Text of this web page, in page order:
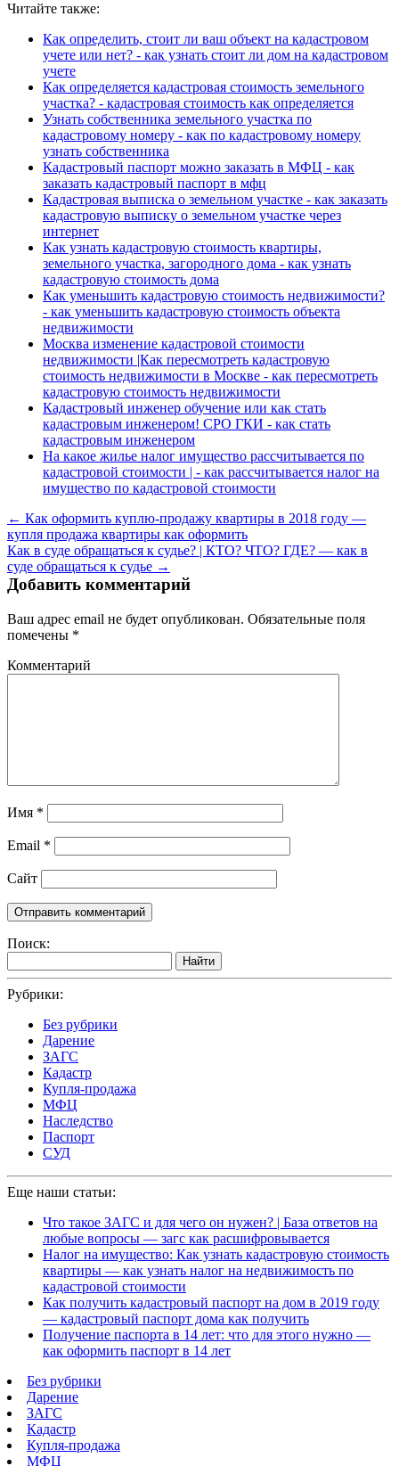
Читайте также:
Как определить, стоит ли ваш объект на кадастровом
учете или нет? - как узнать стоит ли дом на кадастровом
учете
Как определяется кадастровая стоимость земельного
участка? - кадастровая стоимость как определяется
Узнать собственника земельного участка по
кадастровому номеру - как по кадастровому номеру
узнать собственника
Кадастровый паспорт можно заказать в МФЦ - как
заказать кадастровый паспорт в мфц
Кадастровая выписка о земельном участке - как заказать
кадастровую выписку о земельном участке через
интернет
Как узнать кадастровую стоимость квартиры,
земельного участка, загородного дома - как узнать
кадастровую стоимость дома
Как уменьшить кадастровую стоимость недвижимости?
- как уменьшить кадастровую стоимость объекта
недвижимости
Москва изменение кадастровой стоимости
недвижимости |Как пересмотреть кадастровую
стоимость недвижимости в Москве - как пересмотреть
кадастровую стоимость недвижимости
Кадастровый инженер обучение или как стать
кадастровым инженером! СРО ГКИ - как стать
кадастровым инженером
На какое жилье налог имущество рассчитывается по
кадастровой стоимости | - как рассчитывается налог на
имущество по кадастровой стоимости
← Как оформить куплю-продажу квартиры в 2018 году —
купля продажа квартиры как оформить
Как в суде обращаться к судье? | КТО? ЧТО? ГДЕ? — как в
суде обращаться к судье →
Добавить комментарий
Ваш адрес email не будет опубликован. Обязательные поля
помечены *
Комментарий
Имя *
Email *
Сайт
Поиск:
Найти
Рубрики:
Без рубрики
Дарение
ЗАГС
Кадастр
Купля-продажа
МФЦ
Наследство
Паспорт
СУД
Еще наши статьи:
Что такое ЗАГС и для чего он нужен? | База ответов на
любые вопросы — загс как расшифровывается
Налог на имущество: Как узнать кадастровую стоимость
квартиры — как узнать налог на недвижимость по
кадастровой стоимости
Как получить кадастровый паспорт на дом в 2019 году
— кадастровый паспорт дома как получить
Получение паспорта в 14 лет: что для этого нужно —
как оформить паспорт в 14 лет
Без рубрики
Дарение
ЗАГС
Кадастр
Купля-продажа
МФЦ